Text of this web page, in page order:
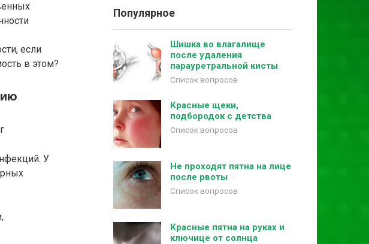
если
в этом?
У
Популярное
Шишка во влагалище
после удаления
парауретральной кисты
Список вопросов
Красные щеки,
подбородок с детства
Список вопросов
Не проходят пятна на лице
после рвоты
Список вопросов
Красные пятна на руках и
ключице от солнца